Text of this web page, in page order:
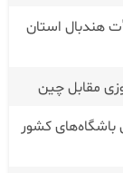
هندبال استان
مقابل چین
کشور